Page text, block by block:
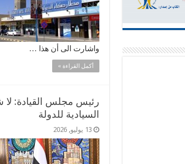
واشارت الى أن هذا …
أكمل القراءة »
رئيس مجلس القيادة: لا
السيادية للدولة
13 يوليو, 2026